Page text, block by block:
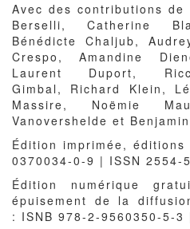
Avec des contributions de
Berselli, Catherine
Bénédicte Chaljub,
Crespo, Amandine
Laurent Duport,
Gimbal, Richard Klein,
Massire, Noëmie
Vanovershelde et
Édition imprimée, éditions
0370034-0-9 | ISSN 2554-
Édition numérique
épuisement de la
: ISNB 978-2-9560350-5-3